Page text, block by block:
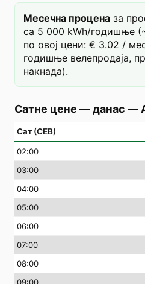
Месечна процена за
са 5 000 kWh/годишње
по овој цени: € 3.02 /
годишње велепродаја,
накнада).
Сатне цене — данас —
Сат (СЕВ)
02:00
03:00
04:00
05:00
06:00
07:00
08:00